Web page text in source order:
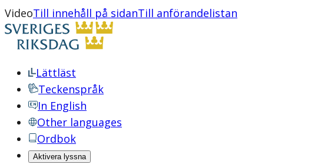
VideoTill innehåll på sidanTill anförandelistan
Lättläst
Teckenspråk
In English
Other languages
Ordbok
Aktivera lyssna